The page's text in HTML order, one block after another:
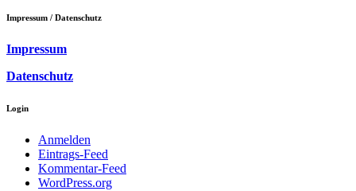
Impressum / Datenschutz
Impressum
Datenschutz
Login
Anmelden
Eintrags-Feed
Kommentar-Feed
WordPress.org